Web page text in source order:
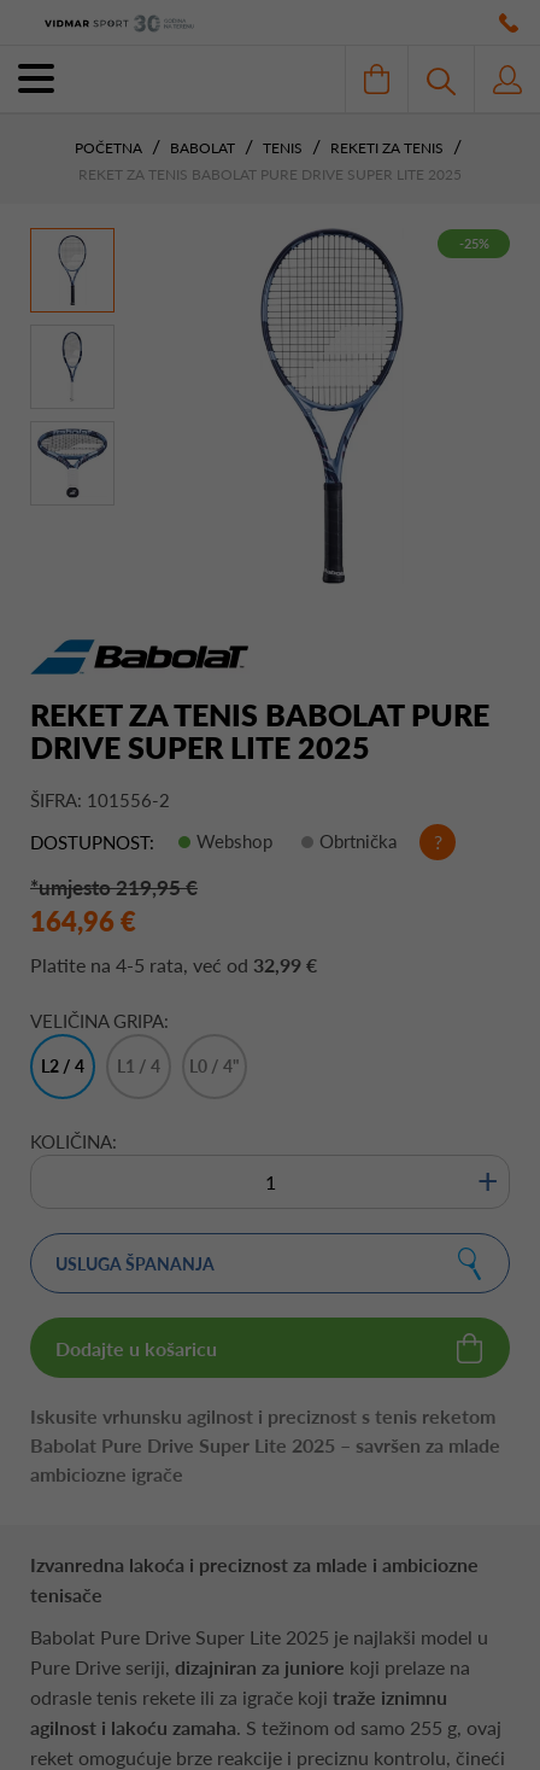
POČETNA BABOLAT TENIS
REKETI ZA TENIS
REKET ZA TENIS BABOLAT PURE DRIVE SUPER LITE 2025
-25%
REKET ZA TENIS BABOLAT PURE
DRIVE SUPER LITE 2025
ŠIFRA: 101556-2
DOSTUPNOST:
Webshop Obrtnička ?
*umjesto 219,95 €
164,96 €
Platite na 4-5 rata, već od 32,99 €
VELIČINA GRIPA:
L2 / 4 L1 / 4 L0 / 4"
KOLIČINA:
+
USLUGA ŠPANANJA
Dodajte u košaricu
​Iskusite vrhunsku agilnost i preciznost s tenis reketom
Babolat Pure Drive Super Lite 2025 – savršen za mlade
ambiciozne igrače
​Izvanredna lakoća i preciznost za mlade i ambiciozne
tenisače
Babolat Pure Drive Super Lite 2025 je najlakši model u
Pure Drive seriji, dizajniran za juniore koji prelaze na
odrasle tenis rekete ili za igrače koji traže iznimnu
agilnost i lakoću zamaha. S težinom od samo 255 g, ovaj
reket omogućuje brze reakcije i preciznu kontrolu, čineći